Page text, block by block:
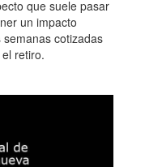
que suele pasar
un impacto
cotizadas
retiro.